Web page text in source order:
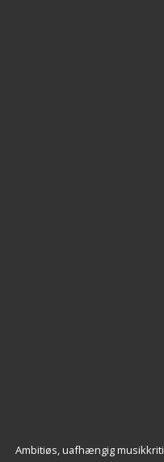
Ambitiøs, uafhængig